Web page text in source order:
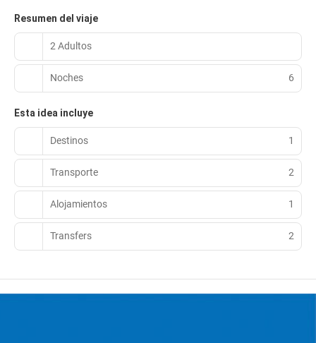
Resumen del viaje
2 Adultos
Noches 6
Esta idea incluye
Destinos 1
Transporte 2
Alojamientos 1
Transfers 2